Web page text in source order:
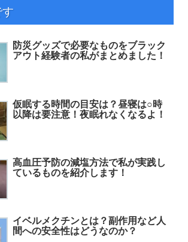
防災グッズで必要なものをブラック
アウト経験者の私がまとめました！
仮眠する時間の目安は？昼寝は○時
以降は要注意！夜眠れなくなるよ！
高血圧予防の減塩方法で私が実践し
ているものを紹介します！
イベルメクチンとは？副作用など人
間への安全性はどうなのか？